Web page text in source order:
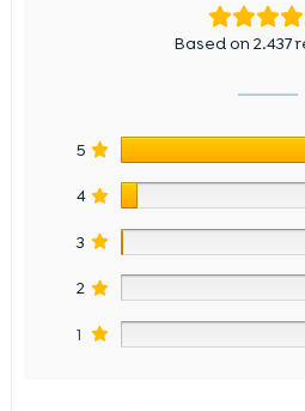
Based on 2.437
5
4
3
2
1